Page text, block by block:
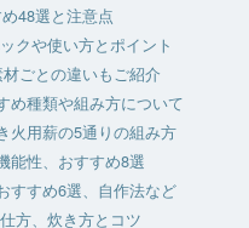
48選と注意点
クや使い方とポイント
ごとの違いもご紹介
め種類や組み方について
火用薪の5通りの組み方
能性、おすすめ8選
すすめ6選、自作法など
方、炊き方とコツ